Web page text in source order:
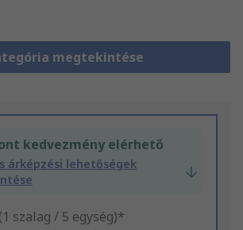
megtekintése
kedvezmény elérhető
árképzési lehetőségek
szalag / 5 egység)*